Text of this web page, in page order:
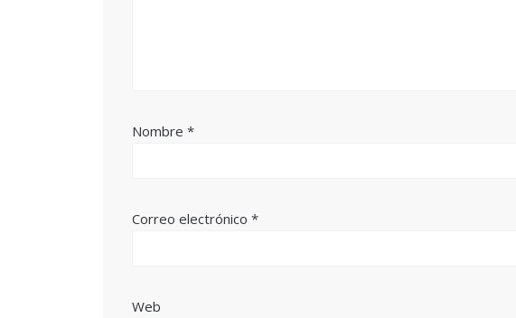
Nombre*
Correo electrónico*
Web